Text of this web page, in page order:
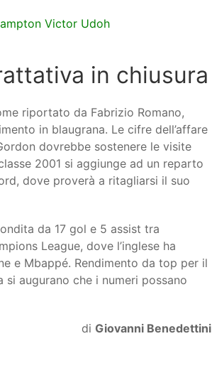
Victor Udoh
in chiusura
riportato da Fabrizio Romano,
in blaugrana. Le cifre dell’affare
dovrebbe sostenere le visite
2001 si aggiunge ad un reparto
dove proverà a ritagliarsi il suo
da 17 gol e 5 assist tra
League, dove l’inglese ha
e Mbappé. Rendimento da top per il
si augurano che i numeri possano
di Giovanni Benedettini